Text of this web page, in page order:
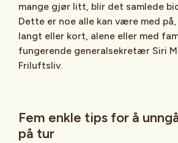
mange gjør litt, blir det samlede
Dette er noe alle kan være med
langt eller kort, alene eller med
fungerende generalsekretær Siri
Friluftsliv.
Fem enkle tips for å
på tur